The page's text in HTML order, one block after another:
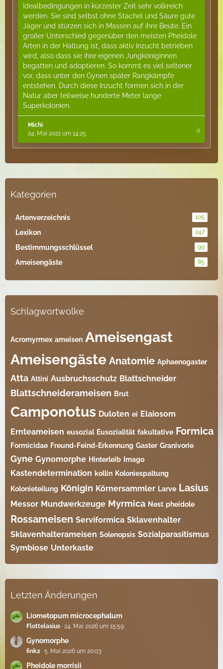
Idealbedingungen in kürzester Zeit sehr volkreich
werden. Sie sind selbst ohne Stachel und Säure gute
Jäger und stürzen sich in Massen auf ihre Beute. Ein
großer Unterschied gegenüber den meisten Pheidole
Arten in der Haltung ist, dass aktiv Inzucht betrieben
wird, also dass sie ihre eigenen Jungköniginnen
begatten und adoptieren. So kommt es viel seltener
vor, dass unter den Gynen später Rangkämpfe
entstehen. Durch diese Inzucht formen sich in der
Natur aber teilweise hunderte Meter lange
Superkolonien.
Michi
24. Mai 2021 um 14:25
0
Kategorien
Artenverzeichnis 105
Lexikon 247
Bestimmungsschlüssel 99
Ameisengäste 85
Schlagwortwolke
Acromyrmex ameisen Ameisengast
Ameisengäste Anatomie Aphaenogaster
Atta Attini Ausbruchsschutz Blattschneider
Blattschneiderameisen Brut
Camponotus Duloten ei Elaiosom
Ernteameisen eusozial Eusozialität fakultative Formica
Formicidae Freund-Feind-Erkennung Gaster Granivorie
Gyne Gynomorphe Hinterleib Imago
Kastendetermination kollin Koloniespaltung
Kolonieteilung Königin Körnersammler Larve Lasius
Messor Mundwerkzeuge Myrmica Nest pheidole
Rossameisen Serviformica Sklavenhalter
Sklavenhalterameisen Solenopsis Sozialparasitismus
Symbiose Unterkaste
Letzten Änderungen
Liometopum microcephalum
Flottelasius 24. Mai 2026 um 15:59
Gynomorphe
fink2 5. Mai 2026 um 20:03
Pheidole morrisii